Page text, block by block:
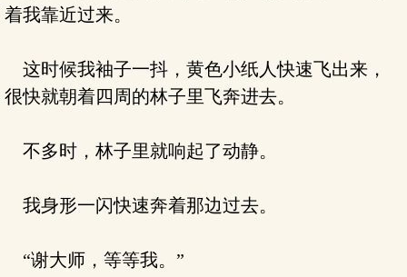
着我靠近过来。
这时候我袖子一抖，黄色小纸人快速飞出来，
很快就朝着四周的林子里飞奔进去。
不多时，林子里就响起了动静。
我身形一闪快速奔着那边过去。
“谢大师，等等我。”